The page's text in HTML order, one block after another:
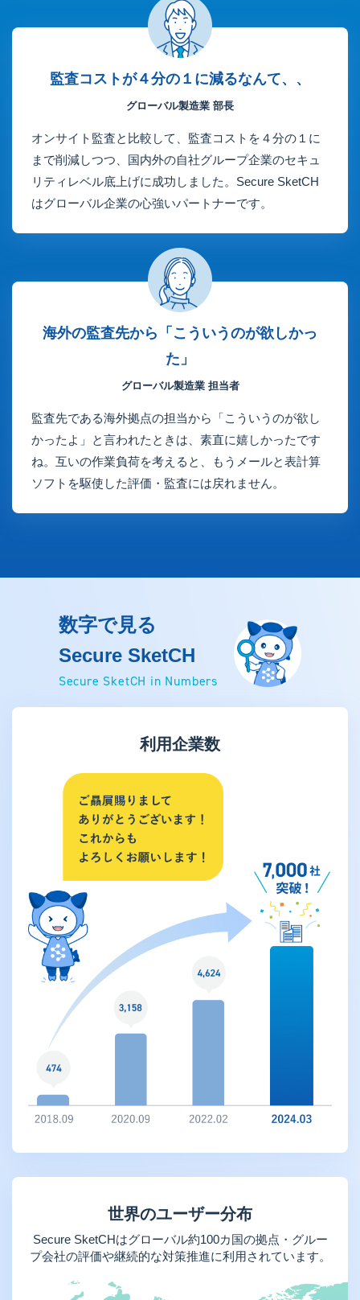
監査コストが４分の１に減るなんて、、
グローバル製造業 部長
オンサイト監査と比較して、監査コストを４分の１に
まで削減しつつ、国内外の自社グループ企業のセキュ
リティレベル底上げに成功しました。Secure SketCH
はグローバル企業の心強いパートナーです。
海外の監査先から「こういうのが欲しかっ
た」
グローバル製造業 担当者
監査先である海外拠点の担当から「こういうのが欲し
かったよ」と言われたときは、素直に嬉しかったです
ね。互いの作業負荷を考えると、もうメールと表計算
ソフトを駆使した評価・監査には戻れません。
数字で見る
Secure SketCH
Secure SketCH in Numbers
利用企業数
世界のユーザー分布
Secure SketCHはグローバル約100カ国の拠点・グルー
プ会社の評価や継続的な対策推進に利用されています。